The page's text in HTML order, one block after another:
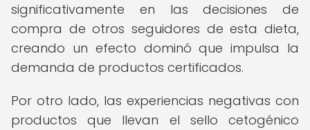
significativamente en las decisiones de
compra de otros seguidores de esta dieta,
creando un efecto dominó que impulsa la
demanda de productos certificados.
Por otro lado, las experiencias negativas con
productos que llevan el sello cetogénico